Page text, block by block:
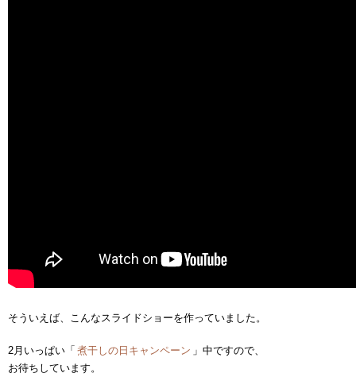
そういえば、こんなスライドショーを作っていました。
2月いっぱい「 煮干しの日キャンペーン 」中ですので、
お待ちしています。